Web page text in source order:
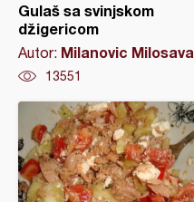
Gulaš sa svinjskom
džigericom
Autor: Milanovic Milosava
13551